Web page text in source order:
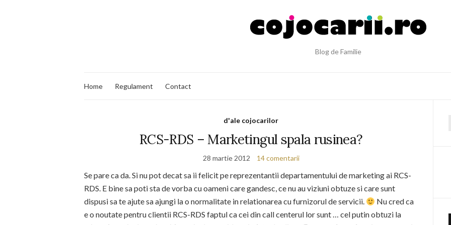
Blog de Familie
Home Regulament Contact
d'ale cojocarilor
RCS-RDS – Marketingul spala rusinea?
28 martie 2012 14 comentarii
Se pare ca da. Si nu pot decat sa ii felicit pe reprezentantii departamentului de marketing ai RCS-
RDS. E bine sa poti sta de vorba cu oameni care gandesc, ce nu au viziuni obtuze si care sunt
dispusi sa te ajute sa ajungi la o normalitate in relationarea cu furnizorul de servicii.
Nu cred ca
e o noutate pentru clientii RCS-RDS faptul ca cei din call centerul lor sunt … cel putin obtuzi la